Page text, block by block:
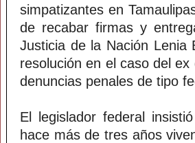
simpatizantes en
de recabar firmas y
Justicia de la Nación
resolución en el caso del ex
denuncias penales de tipo
El legislador federal
hace más de tres años